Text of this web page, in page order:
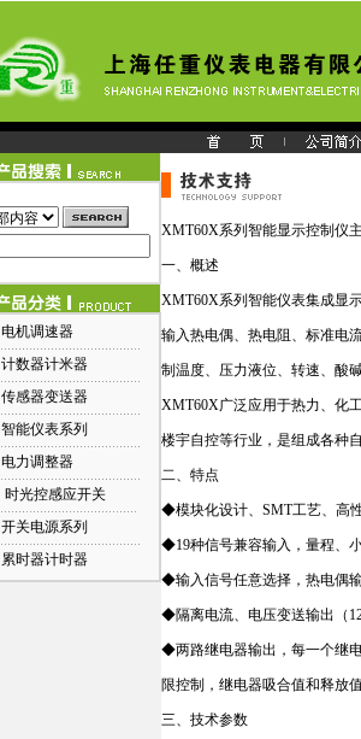
电机调速器
计数器计米器
传感器变送器
智能仪表系列
电力调整器
时光控感应开关
开关电源系列
累时器计时器
XMT60X系列智能显示控制仪
一、概述
XMT60X系列智能仪表集成显
输入热电偶、热电阻、标准电
制温度、压力液位、转速、酸
XMT60X广泛应用于热力、化
楼宇自控等行业，是组成各种
二、特点
◆模块化设计、SMT工艺、高
◆19种信号兼容输入，量程、
◆输入信号任意选择，热电偶
◆隔离电流、电压变送输出（
◆两路继电器输出，每一个继
限控制，继电器吸合值和释放
三、技术参数